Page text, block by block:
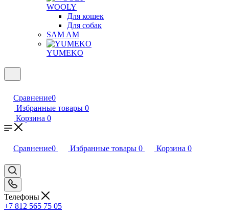
WOOLY
Для кошек
Для собак
SAM AM
YUMEKO
Сравнение0
Избранные товары 0
Корзина 0
Сравнение0 Избранные товары 0 Корзина 0
Телефоны
+7 812 565 75 05